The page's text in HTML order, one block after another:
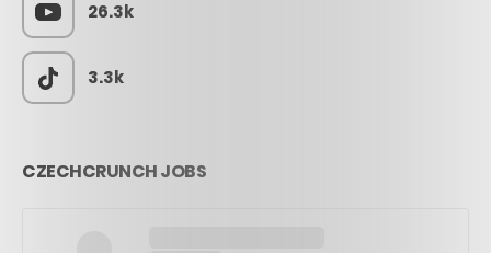
26.3k
3.3k
CZECHCRUNCH JOBS